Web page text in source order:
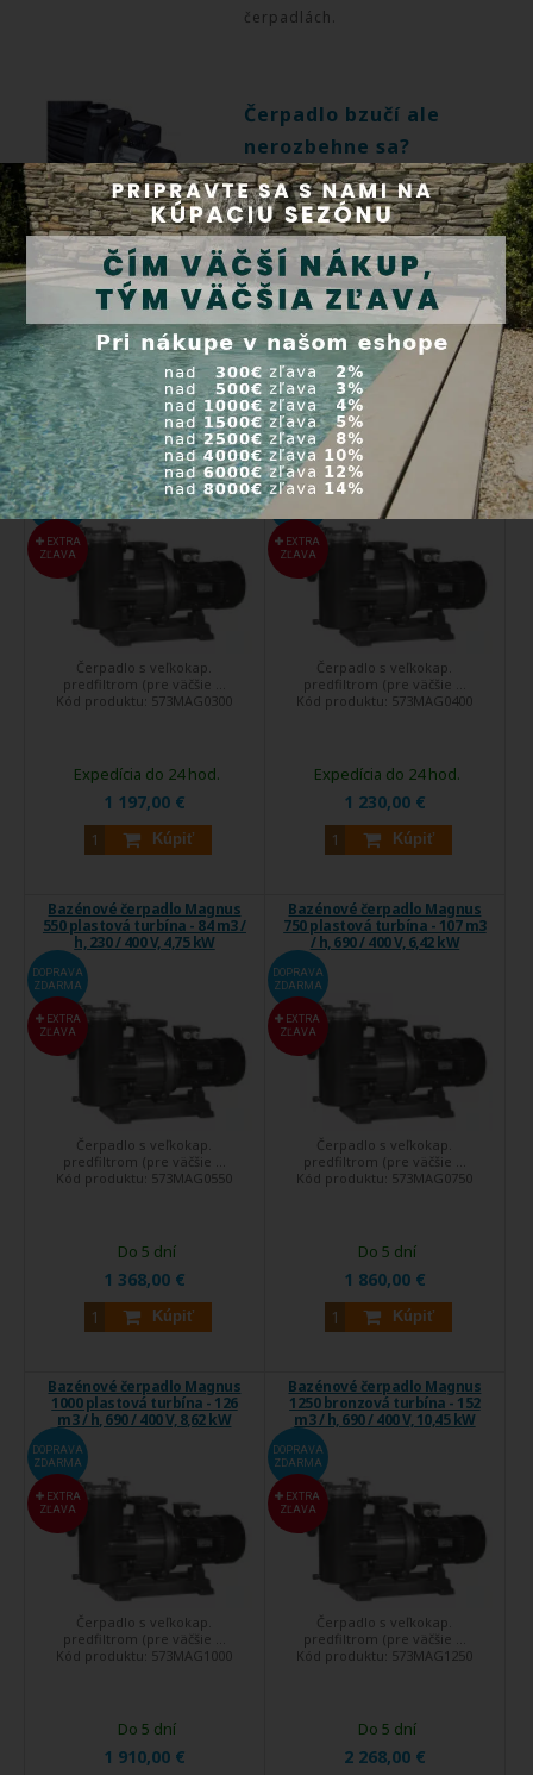
čerpadlách.
Čerpadlo bzučí ale
nerozbehne sa?
Návod na to, ako vyriešiť
problém so zaseknutým
čerpadlom.
Súvisiace produkty
Bazénové čerpadlo Magnus
300 plastová turbína - 56 m3 /
h, 230 / 400 V, 2,72 kW
DOPRAVA
ZDARMA
EXTRA
ZĽAVA
Čerpadlo s veľkokap.
predfiltrom (pre väčšie ...
Kód produktu: 573MAG0300
1 197,00 €
Kúpiť
Expedícia do 24 hod.
Bazénové čerpadlo Magnus
400 plastová turbína - 56 m3 /
h, 230 / 400 V, 3,63 kW
DOPRAVA
EXTRA
ZĽAVA
Čerpadlo s veľkokap.
predfiltrom (pre väčšie ...
Kód produktu: 573MAG0400
1 230,00 €
Kúpiť
Expedícia do 24 hod.
Bazénové čerpadlo Magnus
550 plastová turbína - 84 m3 /
h, 230 / 400 V, 4,75 kW
DOPRAVA
ZDARMA
EXTRA
ZĽAVA
Čerpadlo s veľkokap.
predfiltrom (pre väčšie ...
Kód produktu: 573MAG0550
1 368,00 €
Kúpiť
Do 5 dní
Bazénové čerpadlo Magnus
750 plastová turbína - 107 m3
/ h, 690 / 400 V, 6,42 kW
DOPRAVA
ZDARMA
EXTRA
ZĽAVA
Čerpadlo s veľkokap.
predfiltrom (pre väčšie ...
Kód produktu: 573MAG0750
1 860,00 €
Kúpiť
Do 5 dní
Bazénové čerpadlo Magnus
1000 plastová turbína - 126
m3 / h, 690 / 400 V, 8,62 kW
DOPRAVA
ZDARMA
EXTRA
ZĽAVA
Čerpadlo s veľkokap.
predfiltrom (pre väčšie ...
Kód produktu: 573MAG1000
1 910,00 €
Do 5 dní
Bazénové čerpadlo Magnus
1250 bronzová turbína - 152
m3 / h, 690 / 400 V, 10,45 kW
DOPRAVA
ZDARMA
EXTRA
ZĽAVA
Čerpadlo s veľkokap.
predfiltrom (pre väčšie ...
Kód produktu: 573MAG1250
2 268,00 €
Do 5 dní